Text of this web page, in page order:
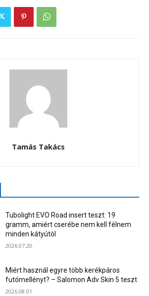
Tamás Takács
Tubolight EVO Road insert teszt: 19
gramm, amiért cserébe nem kell félnem
minden kátyútól
2026.07.20.
Miért használ egyre több kerékpáros
futómellényt? – Salomon Adv Skin 5 teszt
2026.08.01.